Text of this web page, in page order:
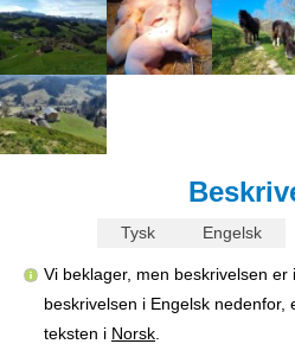
Tysk Engelsk
Vi beklager, men beskrivelsen
beskrivelsen i Engelsk
teksten i Norsk